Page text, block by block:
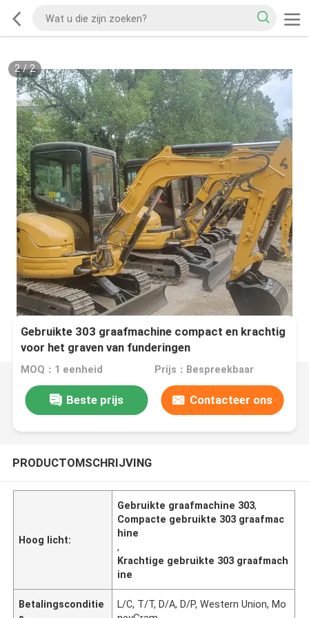
2/2
Gebruikte 303 graafmachine compact en krachtig
voor het graven van funderingen
MOQ：1 eenheid Prijs：Bespreekbaar
Beste prijs Contacteer ons
PRODUCTOMSCHRIJVING
Hoog licht:
Gebruikte graafmachine 303,
Compacte gebruikte 303 graafmac
hine
,
Krachtige gebruikte 303 graafmach
ine
Betalingsconditie
L/C, T/T, D/A, D/P, Western Union, Mo